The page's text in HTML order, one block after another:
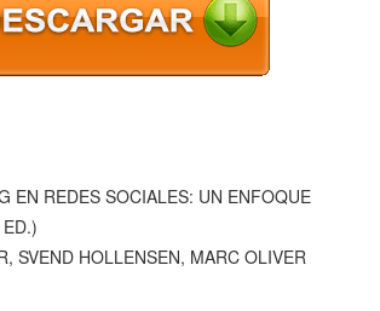
EN REDES SOCIALES: UN ENFOQUE
SVEND HOLLENSEN, MARC OLIVER